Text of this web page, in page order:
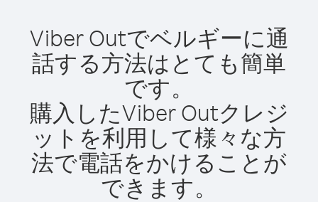
Viber Outでベルギーに通
話する方法はとても簡単
です。
購入したViber Outクレジ
ットを利用して様々な方
法で電話をかけることが
できます。